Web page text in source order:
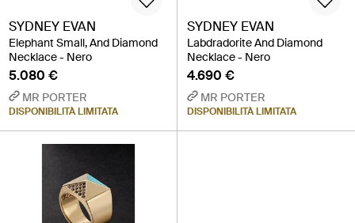
SYDNEY EVAN
Elephant Small, And Diamond
Necklace - Nero
5.080 €
MR PORTER
DISPONIBILITÀ LIMITATA
SYDNEY EVAN
Labdradorite And Diamond
Necklace - Nero
4.690 €
MR PORTER
DISPONIBILITÀ LIMITATA